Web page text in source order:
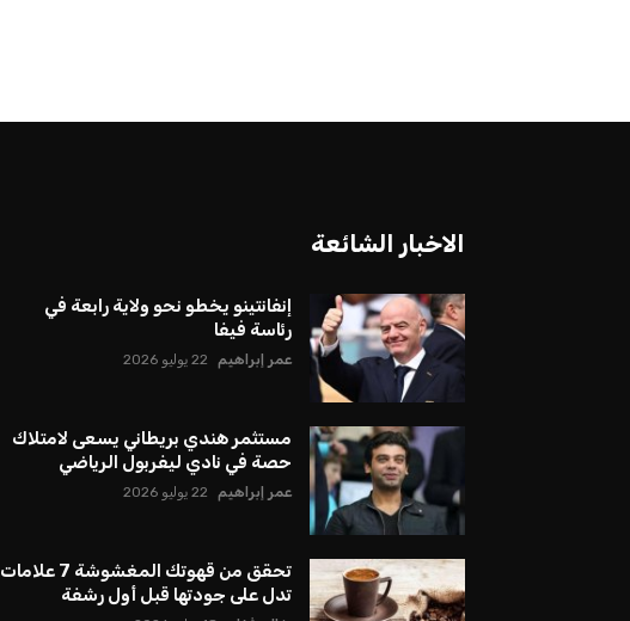
الاخبار الشائعة
إنفانتينو يخطو نحو ولاية رابعة في
رئاسة فيفا
عمر إبراهيم 22 يوليو 2026
مستثمر هندي بريطاني يسعى لامتلاك
حصة في نادي ليفربول الرياضي
عمر إبراهيم 22 يوليو 2026
تحقق من قهوتك المغشوشة 7 علامات
تدل على جودتها قبل أول رشفة